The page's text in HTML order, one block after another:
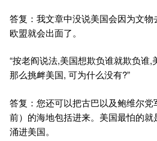
答复：我文章中没说美国会因为文物
欧盟就会出面了。
“按老阎说法,美国想欺负谁就欺负谁
那么挑衅美国, 可为什么没有?”
答复：您还可以把古巴以及鲍维尔
前）的海地包括进来。美国最怕的
涌进美国。